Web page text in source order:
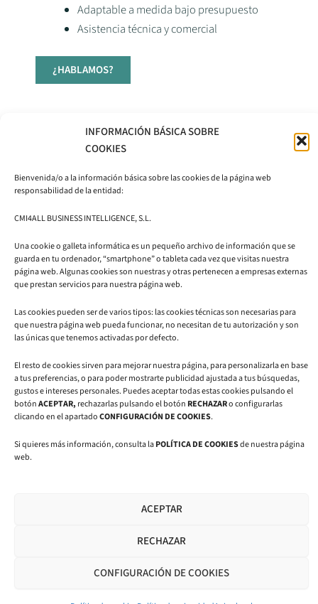
INFORMACIÓN BÁSICA SOBRE
COOKIES
Bienvenida/o a la información básica sobre las cookies de la página web
responsabilidad de la entidad:
CMI4ALL BUSINESS INTELLIGENCE, S.L.
Una cookie o galleta informática es un pequeño archivo de información que se
guarda en tu ordenador, “smartphone” o tableta cada vez que visitas nuestra
página web. Algunas cookies son nuestras y otras pertenecen a empresas externas
que prestan servicios para nuestra página web.
Las cookies pueden ser de varios tipos: las cookies técnicas son necesarias para
que nuestra página web pueda funcionar, no necesitan de tu autorización y son
las únicas que tenemos activadas por defecto.
El resto de cookies sirven para mejorar nuestra página, para personalizarla en base
a tus preferencias, o para poder mostrarte publicidad ajustada a tus búsquedas,
gustos e intereses personales. Puedes aceptar todas estas cookies pulsando el
botónACEPTAR, rechazarlas pulsando el botón RECHAZARo configurarlas
clicando en el apartadoCONFIGURACIÓN DE COOKIES.
Si quieres más información, consulta laPOLÍTICA DE COOKIESde nuestra página
web.
ACEPTAR
RECHAZAR
CONFIGURACIÓN DE COOKIES
Adaptable a medida bajo presupuesto
Asistencia técnica y comercial
¿HABLAMOS?
EDIFICIO CIEM
Avda. Autonomía, 7
50003 Zaragoza
S.L.
comercial@cmi4all.com
L
i
k
e
d
i
n
Y
t
u
b
e
I
n
t
a
g
r
a
m
Política de privacidad
© 2025 CMI4ALL | Todos los derechos reservados | Diseño y